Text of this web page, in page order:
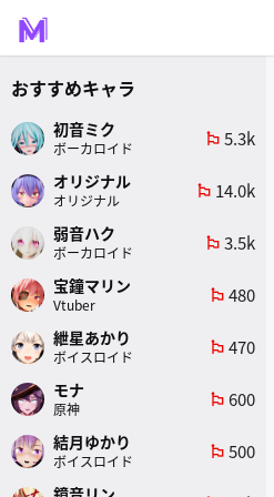
おすすめキャラ
初音ミク
ボーカロイド
emoji_flags 5.3k
オリジナル
オリジナル
emoji_flags 14.0k
弱音ハク
ボーカロイド
emoji_flags 3.5k
宝鐘マリン
Vtuber
emoji_flags 480
紲星あかり
ボイスロイド
emoji_flags 470
モナ
原神
emoji_flags 600
結月ゆかり
ボイスロイド
emoji_flags 500